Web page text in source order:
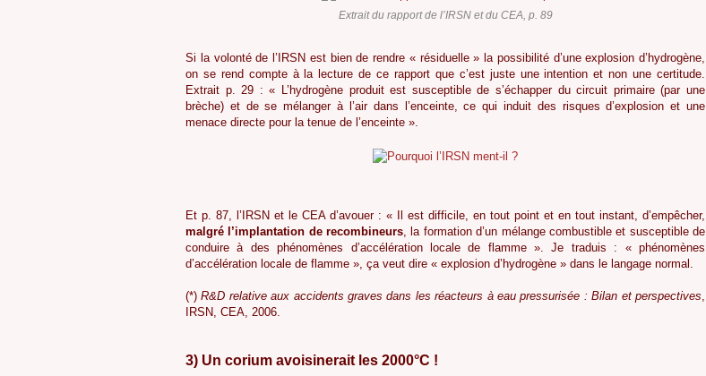
Extrait du rapport de l’IRSN et du CEA, p. 89
Si la volonté de l’IRSN est bien de rendre « résiduelle » la possibilité d’une explosion d’hydrogène,
on se rend compte à la lecture de ce rapport que c’est juste une intention et non une certitude.
Extrait p. 29 : « L’hydrogène produit est susceptible de s’échapper du circuit primaire (par une
brèche) et de se mélanger à l’air dans l’enceinte, ce qui induit des risques d’explosion et une
menace directe pour la tenue de l’enceinte ».
Et p. 87, l’IRSN et le CEA d’avouer : « Il est difficile, en tout point et en tout instant, d’empêcher,
malgré l’implantation de recombineurs, la formation d’un mélange combustible et susceptible de
conduire à des phénomènes d’accélération locale de flamme ». Je traduis : « phénomènes
d’accélération locale de flamme », ça veut dire « explosion d’hydrogène » dans le langage normal.
(*)R&D relative aux accidents graves dans les réacteurs à eau pressurisée : Bilan et perspectives,
IRSN, CEA, 2006.
3) Un corium avoisinerait les 2000°C !